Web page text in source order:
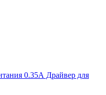
0.35А Драйвер для